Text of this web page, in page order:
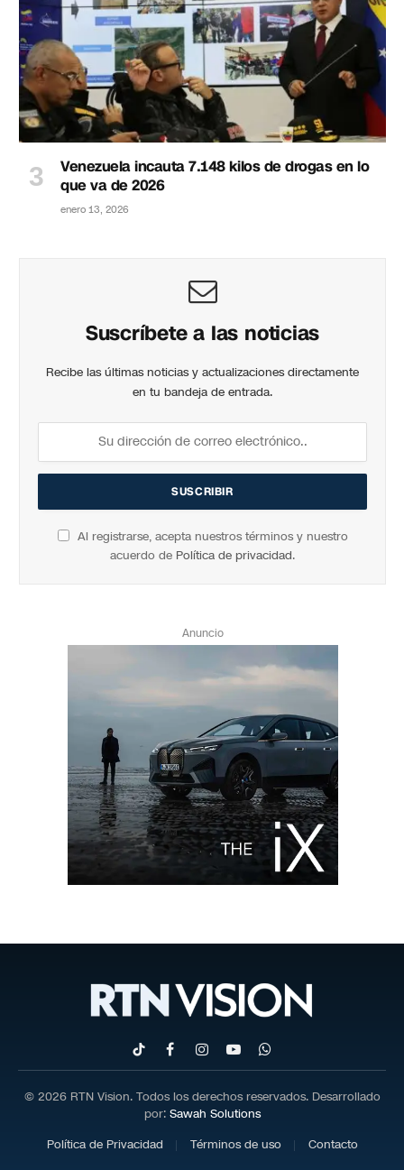
Venezuela incauta 7.148 kilos de drogas en lo
que va de 2026
enero 13, 2026
Suscríbete a las noticias
Recibe las últimas noticias y actualizaciones directamente
en tu bandeja de entrada.
Al registrarse, acepta nuestros términos y nuestro
acuerdo de Política de privacidad.
Anuncio
TikTokFacebookInstagram
YouTubeWhatsApp
© 2026 RTN Vision. Todos los derechos reservados. Desarrollado
por: Sawah Solutions
Política de Privacidad
Términos de uso Contacto